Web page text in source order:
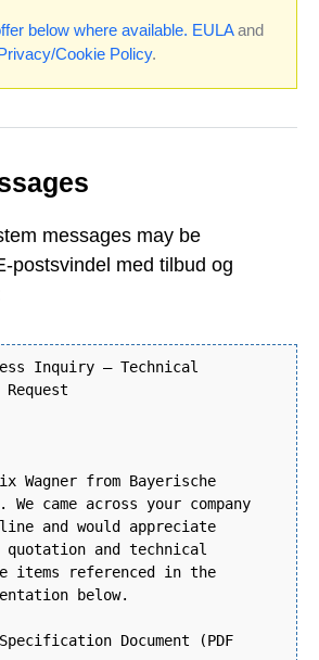
below where available. EULAand
Cookie Policy.
messages may be
postsvindel med tilbud og
Inquiry – Technical
Wagner from Bayerische
We came across your company
and would appreciate
and technical
items referenced in the
below.
Document (PDF